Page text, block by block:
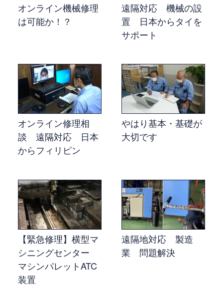
オンライン機械修理
は可能か！？
遠隔対応 機械の設
置 日本からタイを
サポート
オンライン修理相
談 遠隔対応 日本
からフィリピン
やはり基本・基礎が
大切です
【緊急修理】横型マ
シニングセンター
マシンパレットATC
装置
遠隔地対応 製造
業 問題解決